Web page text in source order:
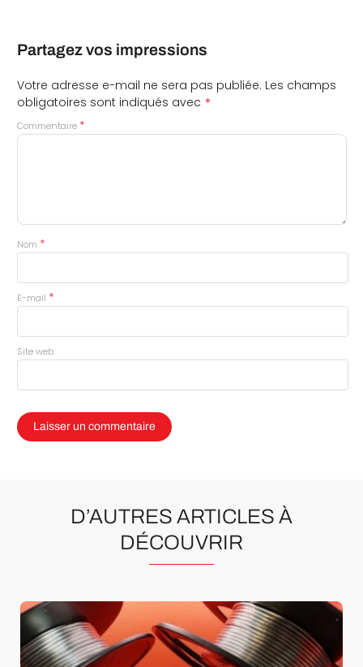
Partagez vos impressions
Votre adresse e-mail ne sera pas publiée. Les champs
obligatoires sont indiqués avec *
Commentaire *
Nom *
E-mail *
Site web
D’AUTRES ARTICLES À
DÉCOUVRIR